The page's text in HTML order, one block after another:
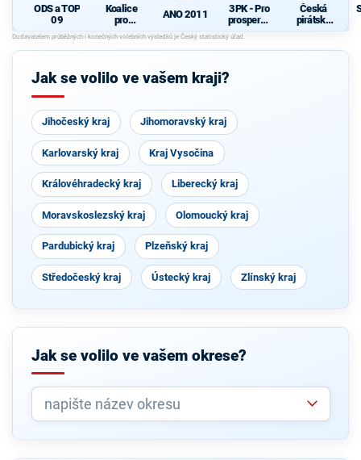
ODS a TOP
09
Koalice
pro
Pardubick
ý kraj
ANO 2011
3PK - Pro
prosperují
Pardubick
ý kraj
Česká
pirátská
strana
Jak se volilo ve vašem kraji?
Jihočeský kraj Jihomoravský kraj
Karlovarský kraj Kraj Vysočina
Královéhradecký kraj Liberecký kraj
Moravskoslezský kraj Olomoucký kraj
Pardubický kraj Plzeňský kraj
Středočeský kraj Ústecký kraj Zlínský kraj
Jak se volilo ve vašem okrese?